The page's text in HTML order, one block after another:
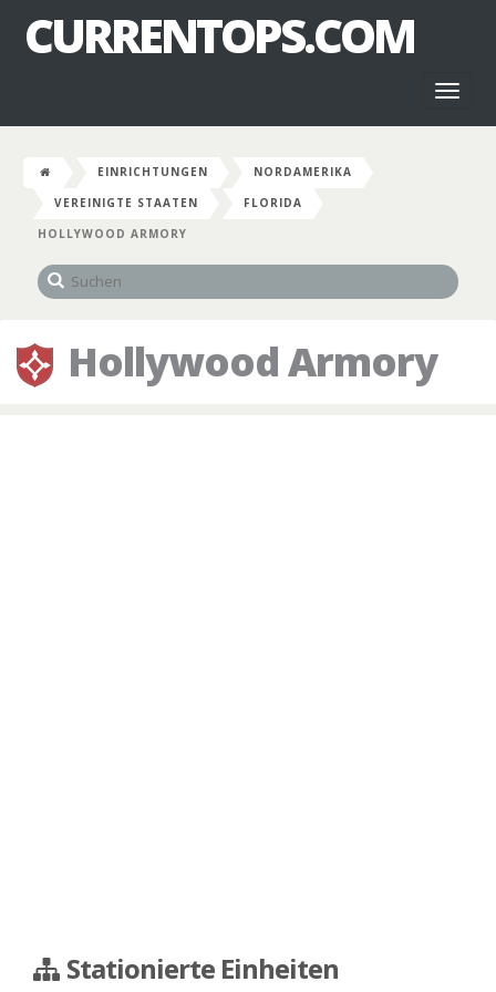
CURRENTOPS.COM
EINRICHTUNGEN
NORDAMERIKA
VEREINIGTE STAATEN
FLORIDA
HOLLYWOOD ARMORY
Hollywood Armory
Stationierte Einheiten